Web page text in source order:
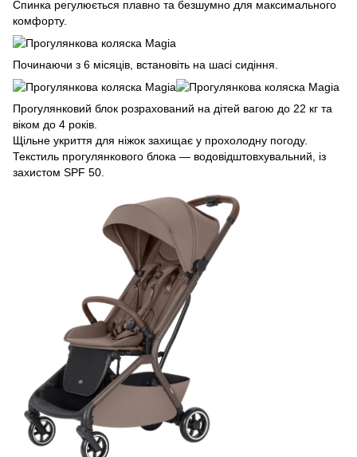
Спинка регулюється плавно та безшумно для максимального
комфорту.
Починаючи з 6 місяців, встановіть на шасі сидіння.
Прогулянковий блок розрахований на дітей вагою до 22 кг та
віком до 4 років.
Щільне укриття для ніжок захищає у прохолодну погоду.
Текстиль прогулянкового блока — водовідштовхувальний, із
захистом SPF 50.